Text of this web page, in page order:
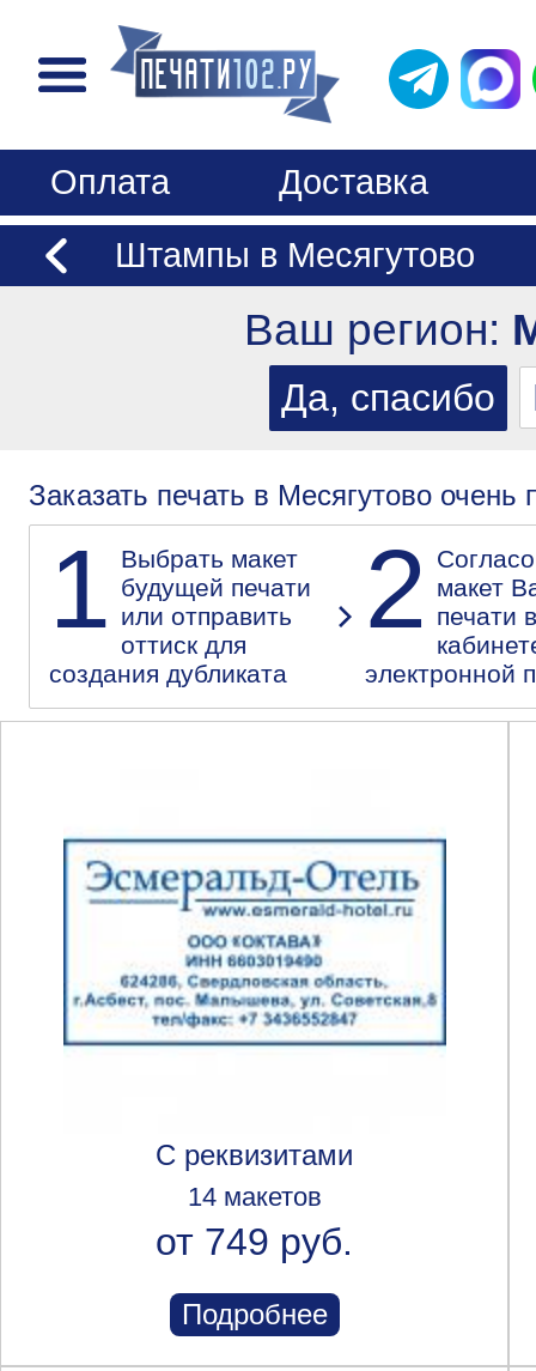
Оплата
Доставка
Штампы в Месягутово
Ваш регион:
Заказать печать в Месягутово очень
1 Выбрать макет
будущей печати
или отправить
оттиск для
создания дубликата
2
макет
печати
электронной
С реквизитами
14 макетов
от 749 руб.
Подробнее